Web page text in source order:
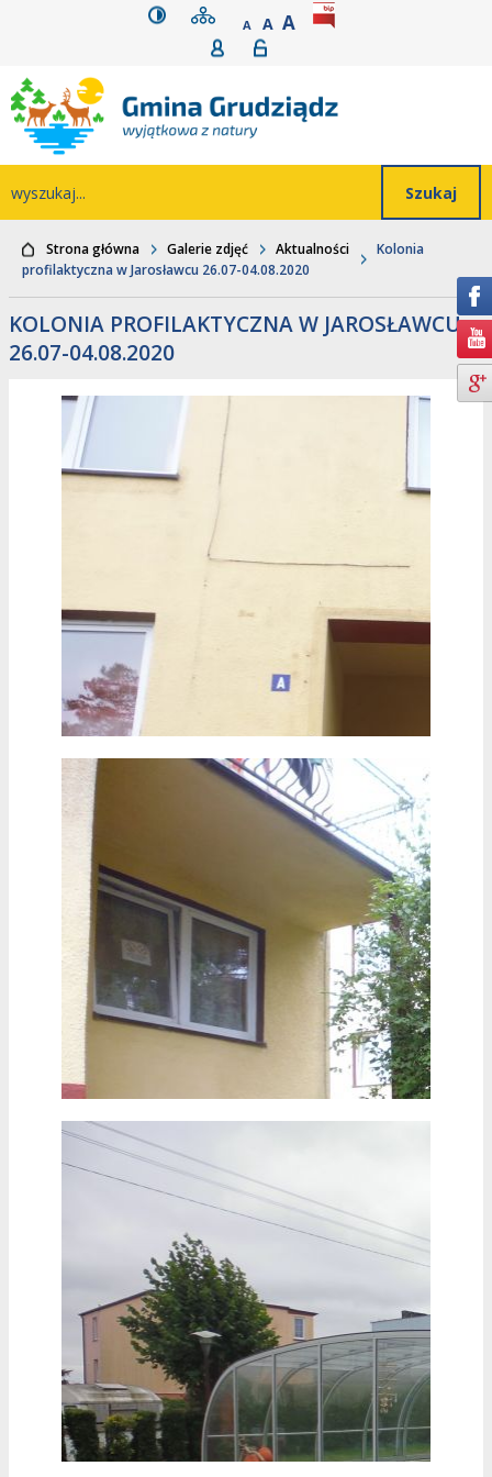
Przejdź do głównego
Przejdź do treści
Przejdź do
wyszukiwarki
Przejdź do mapywersja kontrastowa
mapa serwisu
A POMNIEJSZ CZCIONKĘ
A STANDARDOWY ROZMIAR
A POWIĘKSZ
rozmiar czcionki
Rejestracja
Strona główna Galerie zdjęć Aktualności
Kolonia
profilaktyczna w Jarosławcu 26.07-04.08.2020
KOLONIA PROFILAKTYCZNA W JAROSŁAWCU
26.07-04.08.2020